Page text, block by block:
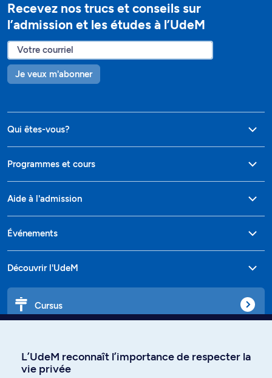
Recevez nos trucs et conseils sur
l’admission et les études à l’UdeM
Je veux m'abonner
Qui êtes-vous?
Programmes et cours
Aide à l'admission
Événements
Découvrir l'UdeM
Cursus
L’UdeM reconnaît l’importance de respecter la
vie privée